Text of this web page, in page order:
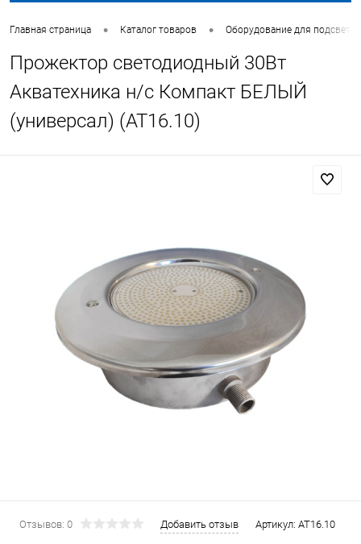
Главная страница • Каталог товаров • Оборудование для
Прожектор cветодиодный 30Вт
Акватехника н/с Компакт БЕЛЫЙ
(универсал) (AT16.10)
Отзывов: 0 Добавить отзыв Артикул: AT16.10